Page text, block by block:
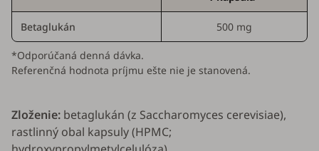
Betaglukán 500 mg
*Odporúčaná denná dávka.
Referenčná hodnota príjmu ešte nie je stanovená.
Zloženie: betaglukán (z Saccharomyces cerevisiae),
rastlinný obal kapsuly (HPMC;